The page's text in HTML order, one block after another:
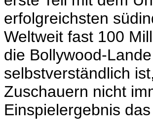
erfolgreichsten
Weltweit fast 100
die Bollywood-
selbstverständlich
Zuschauern nicht
Einspielergebnis